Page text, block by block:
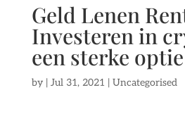
Geld Lenen
Investeren in
een sterke optie
by | Jul 31, 2021 | Uncategorised